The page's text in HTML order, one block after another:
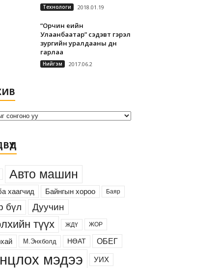
Технологи 2018.01.19
“Орчин үеийн
Улаанбаатар” сэдэвт гэрэл
зургийн уралдааны дүн
гарлаа
Нийгэм 2017.06.2
и
Авто машин
хаагчид Байнгын хороо Баяр
бүл Дуучин
түүх ЖДҮ ЖОР
М.Энхболд НӨАТ ОБЕГ
мэдээ УИХ